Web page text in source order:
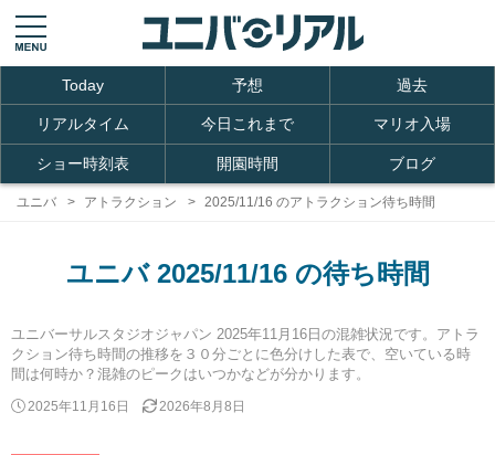
Today 予想 過去
リアルタイム 今日これまで マリオ入場
ショー時刻表 開園時間 ブログ
ユニバ アトラクション 2025/11/16 のアトラクション待ち時間
ユニバ 2025/11/16 の待ち時間
ユニバーサルスタジオジャパン 2025年11月16日の混雑状況です。アトラ
クション待ち時間の推移を３０分ごとに色分けした表で、空いている時
間は何時か？混雑のピークはいつかなどが分かります。
2025年11月16日 2026年8月8日